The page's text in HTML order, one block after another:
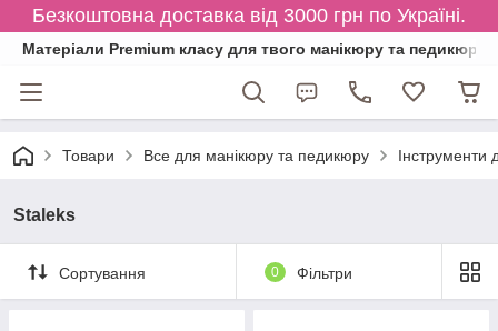
Безкоштовна доставка від 3000 грн по Україні.
Матеріали Premium класу для твого манікюру та педикюру
Товари Все для манікюру та педикюру Інструменти
Staleks
Сортування 0 Фільтри